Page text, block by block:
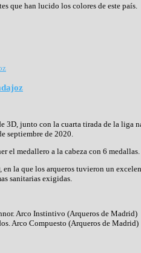
que han lucido los colores de este país.
3D, junto con la cuarta tirada de la liga
septiembre de 2020.
el medallero a la cabeza con 6 medallas.
en la que los arqueros tuvieron un
sanitarias exigidas.
Arco Instintivo (Arqueros de Madrid)
Arco Compuesto (Arqueros de Madrid)